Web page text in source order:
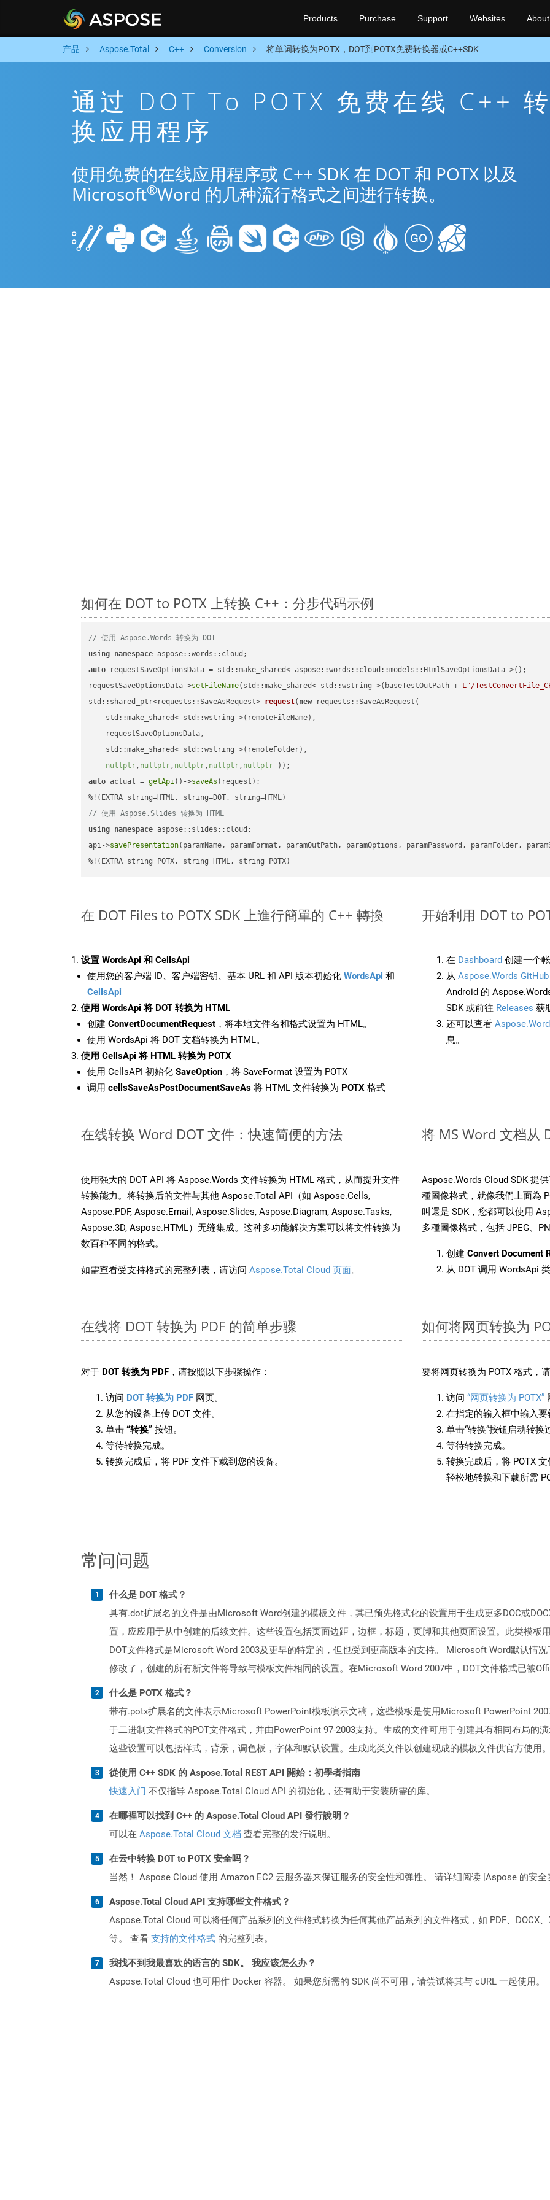
Products Purchase Support Websites About
产品 Aspose.Total C++ Conversion 将单词转换为POTX，DOT到POTX免费转换器或C++SDK
通过 DOT To POTX 免费在线 C++ 转
换应用程序
使用免费的在线应用程序或 C++ SDK 在 DOT 和 POTX 以及
Microsoft®Word 的几种流行格式之间进行转换。
如何在 DOT to POTX 上转换 C++：分步代码示例
// 使用 Aspose.Words 转换为 DOT
using namespace
auto requestSaveOptionsData = std::make_shared< aspose::words::cloud::models::HtmlSaveOptionsData >();
requestSaveOptionsData->setFileName(std::make_shared< std::wstring >(baseTestOutPath + L"/
std::shared_ptr<requests::SaveAsRequest> request( new requests::SaveAsRequest(
    std::make_shared< std::wstring >(remoteFileName),
    requestSaveOptionsData,
    std::make_shared< std::wstring >(remoteFolder),
nullptr, nullptr, nullptr, nullptr, nullptr ))
auto actual = getApi()->saveAs (request);
// 使用 Aspose.Slides 转换为 HTML
using namespace aspose::slides::cloud;
api->savePresentation(paramName, paramFormat, paramOutPath, paramOptions, paramPassword, paramFolder,
%!(EXTRA string=POTX, string=HTML, string=POTX)
在 DOT Files to POTX SDK 上進行簡單的 C++ 轉換
设置 WordsApi 和 CellsApi
使用您的客户端 ID、客户端密钥、基本 URL 和 API 版本初始化 WordsApi 和
CellsApi
使用 WordsApi 将 DOT 转换为 HTML
创建 ConvertDocumentRequest ，将本地文件名和格式设置为 HTML。
使用 WordsApi 将 DOT 文档转换为 HTML。
使用 CellsApi 将 HTML 转换为 POTX
使用 CellsAPI 初始化 SaveOption ，将 SaveFormat 设置为 POTX
调用 cellsSaveAsPostDocumentSaveAs 将 HTML 文件转换为 POTX 格式
开始利用 DOT to
在 Dashboard 创建一个
从 Aspose.Words GitHub
Android 的
SDK 或前往 Releases 获
还可以查看
息。
在线转换 Word DOT 文件：快速简便的方法
使用强大的 DOT API 将 Aspose.Words 文件转换为 HTML 格式，从而提升文件
转换能力。将转换后的文件与其他 Aspose.Total API（如 Aspose.Cells,
Aspose.PDF, Aspose.Email, Aspose.Slides, Aspose.Diagram, Aspose.Tasks,
Aspose.3D, Aspose.HTML）无缝集成。这种多功能解决方案可以将文件转换为
数百种不同的格式。
如需查看受支持格式的完整列表，请访问 Aspose.Total Cloud 页面。
将 MS Word 文档从
Aspose.Words Cloud SDK 提
種圖像格式，就像我們上面為
叫還是 SDK，您都可以使用
多種圖像格式，包括 JPEG、
创建 Convert Document
从 DOT 调用 WordsApi
在线将 DOT 转换为 PDF 的简单步骤
对于 DOT 转换为 PDF ，请按照以下步骤操作：
访问 DOT 转换为 PDF 网页。
从您的设备上传 DOT 文件。
单击 “转换” 按钮。
等待转换完成。
转换完成后，将 PDF 文件下载到您的设备。
如何将网页转换为
要将网页转换为 POTX 格式，
访问 “网页转换为 POTX”
在指定的输入框中输入要
单击“转换”按钮启动转换
等待转换完成。
转换完成后，将 POTX
轻松地转换和下载所需
常问问题
什么是 DOT 格式？
具有.dot扩展名的文件是由Microsoft Word创建的模板文件，其已预先格式化的设置用于生成更多DOC或
置，应应用于从中创建的后续文件。这些设置包括页面边距，边框，标题，页脚和其他页面设置。此类模板
DOT文件格式是Microsoft Word 2003及更早的特定的，但也受到更高版本的支持。 Microsoft Word默认情
修改了，创建的所有新文件将导致与模板文件相同的设置。在Microsoft Word 2007中，DOT文件格式已被
什么是 POTX 格式？
带有.potx扩展名的文件表示Microsoft PowerPoint模板演示文稿，这些模板是使用Microsoft PowerPoint
于二进制文件格式的POT文件格式，并由PowerPoint 97-2003支持。生成的文件可用于创建具有相同布局的
这些设置可以包括样式，背景，调色板，字体和默认设置。生成此类文件以创建现成的模板文件供官方使用。
從使用 C++ SDK 的 Aspose.Total REST API 開始：初學者指南
快速入门 不仅指导 Aspose.Total Cloud API 的初始化，还有助于安装所需的库。
在哪裡可以找到 C++ 的 Aspose.Total Cloud API 發行說明？
可以在 Aspose.Total Cloud 文档 查看完整的发行说明。
在云中转换 DOT to POTX 安全吗？
当然！ Aspose Cloud 使用 Amazon EC2 云服务器来保证服务的安全性和弹性。 请详细阅读 [Aspose 的安
Aspose.Total Cloud API 支持哪些文件格式？
Aspose.Total Cloud 可以将任何产品系列的文件格式转换为任何其他产品系列的文件格式，如 PDF、DOCX
等。 查看 支持的文件格式 的完整列表。
我找不到我最喜欢的语言的 SDK。 我应该怎么办？
Aspose.Total Cloud 也可用作 Docker 容器。 如果您所需的 SDK 尚不可用，请尝试将其与 cURL 一起使用。